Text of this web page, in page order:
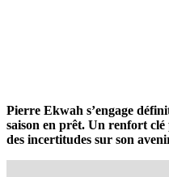
Pierre Ekwah s’engage
saison en prêt. Un renfort
des incertitudes sur son